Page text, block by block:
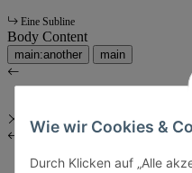
Wie wir Cookies &
Durch Klicken auf „Alle
Eine Subline
Body Content
main:another main